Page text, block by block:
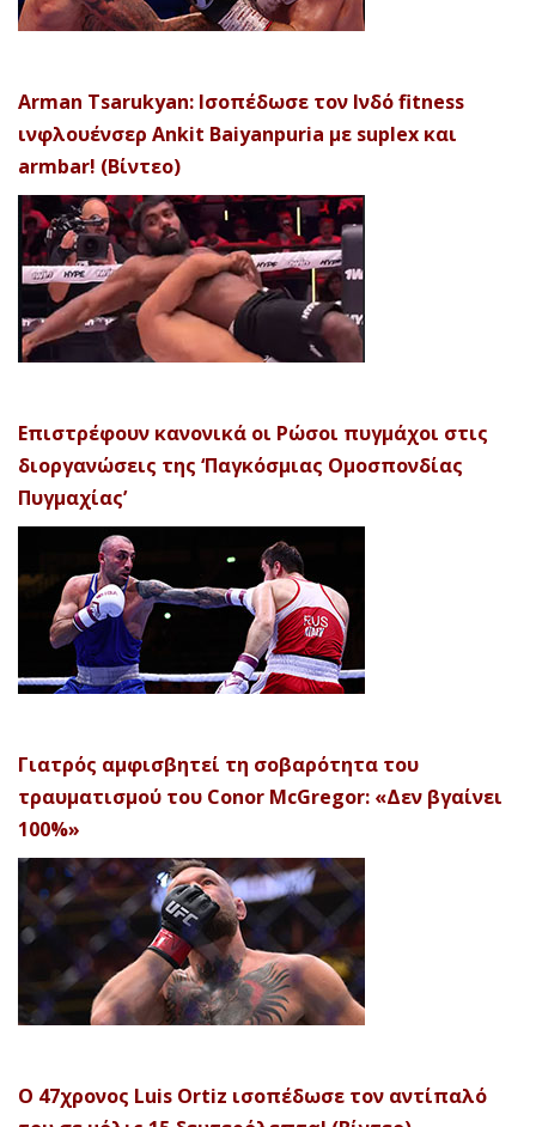
Arman Tsarukyan: Ισοπέδωσε τον Ινδό fitness
ινφλουένσερ Ankit Baiyanpuria με suplex και
armbar! (Βίντεο)
Επιστρέφουν κανονικά οι Ρώσοι πυγμάχοι στις
διοργανώσεις της ‘Παγκόσμιας Ομοσπονδίας
Πυγμαχίας’
Γιατρός αμφισβητεί τη σοβαρότητα του
τραυματισμού του Conor McGregor: «Δεν βγαίνει
100%»
Ο 47χρονος Luis Ortiz ισοπέδωσε τον αντίπαλό